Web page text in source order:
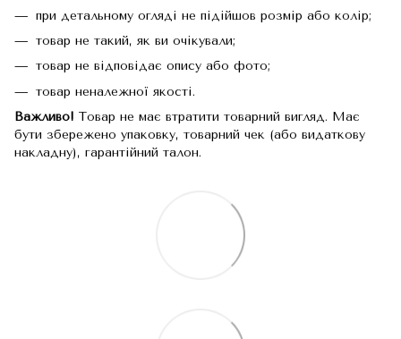
при детальному огляді не підійшов розмір або колір;
товар не такий, як ви очікували;
товар не відповідає опису або фото;
товар неналежної якості.
Важливо! Товар не має втратити товарний вигляд. Має
бути збережено упаковку, товарний чек (або видаткову
накладну), гарантійний талон.